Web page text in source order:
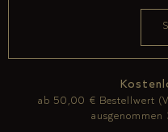
ab 50,00 € Bestellwert